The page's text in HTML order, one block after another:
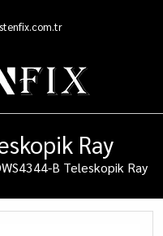
Ray
B Teleskopik Ray